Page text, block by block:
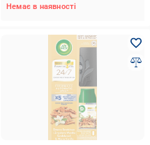
Немає в наявності